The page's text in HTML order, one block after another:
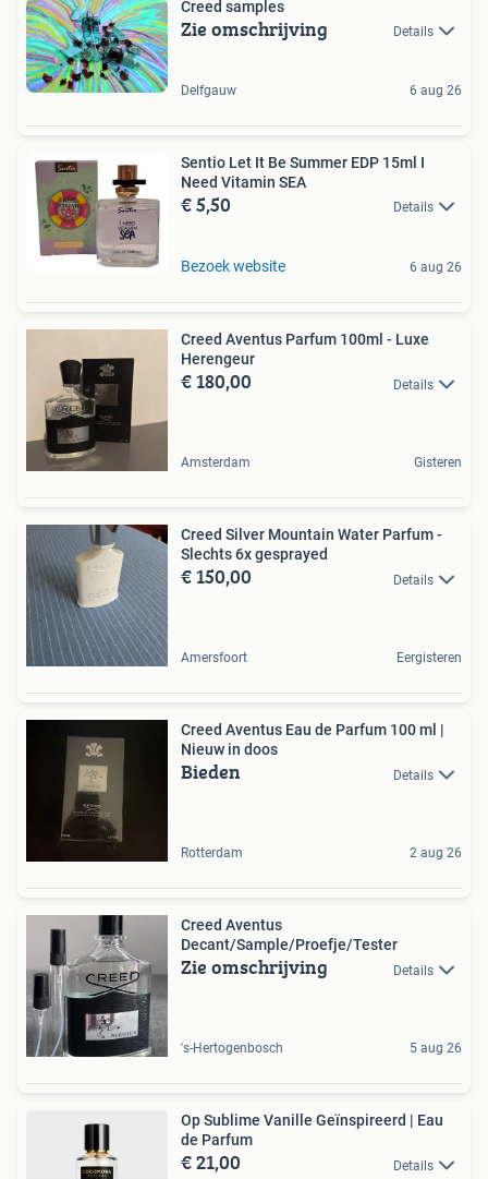
Creed samples
Zie omschrijving Details
Delfgauw 6 aug 26
Sentio Let It Be Summer EDP 15ml I
Need Vitamin SEA
€ 5,50 Details
Bezoek website 6 aug 26
Creed Aventus Parfum 100ml - Luxe
Herengeur
€ 180,00 Details
Amsterdam Gisteren
Creed Silver Mountain Water Parfum -
Slechts 6x gesprayed
€ 150,00 Details
Amersfoort Eergisteren
Creed Aventus Eau de Parfum 100 ml |
Nieuw in doos
Bieden Details
Rotterdam 2 aug 26
Creed Aventus
Decant/Sample/Proefje/Tester
Zie omschrijving Details
's-Hertogenbosch 5 aug 26
Op Sublime Vanille Geïnspireerd | Eau
de Parfum
€ 21,00 Details